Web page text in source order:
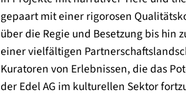
gepaart mit einer rigorosen
über die Regie und Besetzung bis hin
einer vielfältigen
Kuratoren von Erlebnissen, die das
der Edel AG im kulturellen Sektor